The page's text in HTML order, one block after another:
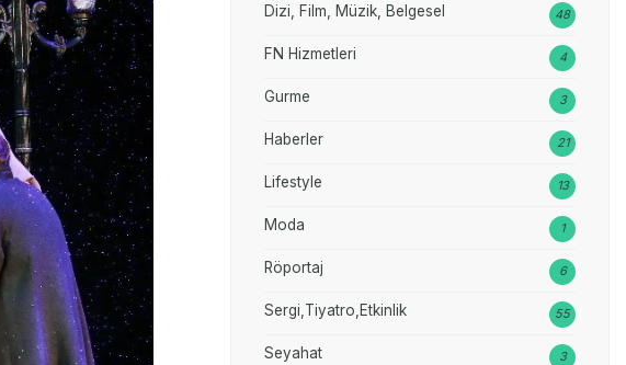
Dizi, Film, Müzik, Belgesel 48
FN Hizmetleri 4
Gurme 3
Haberler 21
Lifestyle 13
Moda 1
Röportaj 6
Sergi,Tiyatro,Etkinlik 55
Seyahat 3